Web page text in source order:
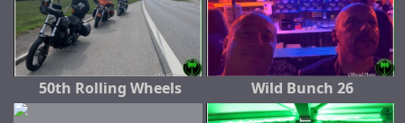
50th Rolling Wheels Wild Bunch 26